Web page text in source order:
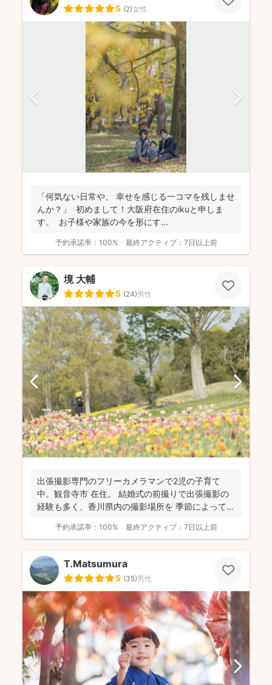
5 (2)女性
「何気ない日常や、 幸せを感じる一コマを残しませ
んか？」 初めまして！大阪府在住のikuと申しま
す。 お子様や家族の今を形にす...
予約承諾率： 100% 最終アクティブ： 7日以上前
境 大輔
5 (24)男性
出張撮影専門のフリーカメラマンで2児の子育て
中。観音寺市 在住。 結婚式の前撮りで出張撮影の
経験も多く、香川県内の撮影場所を 季節によって最
予約承諾率： 100% 最終アクティブ： 7日以上前
T.Matsumura
5 (35)男性